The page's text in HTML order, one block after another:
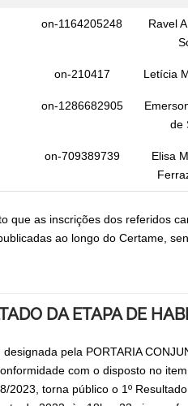
on-1164205248
Ravel
on-210417 Letícia
on-1286682905
de
on-709389739
Elisa
que as inscrições dos referidos
ao longo do Certame,
DA ETAPA DE
pela PORTARIA
com o disposto no
2023, torna público o 1º